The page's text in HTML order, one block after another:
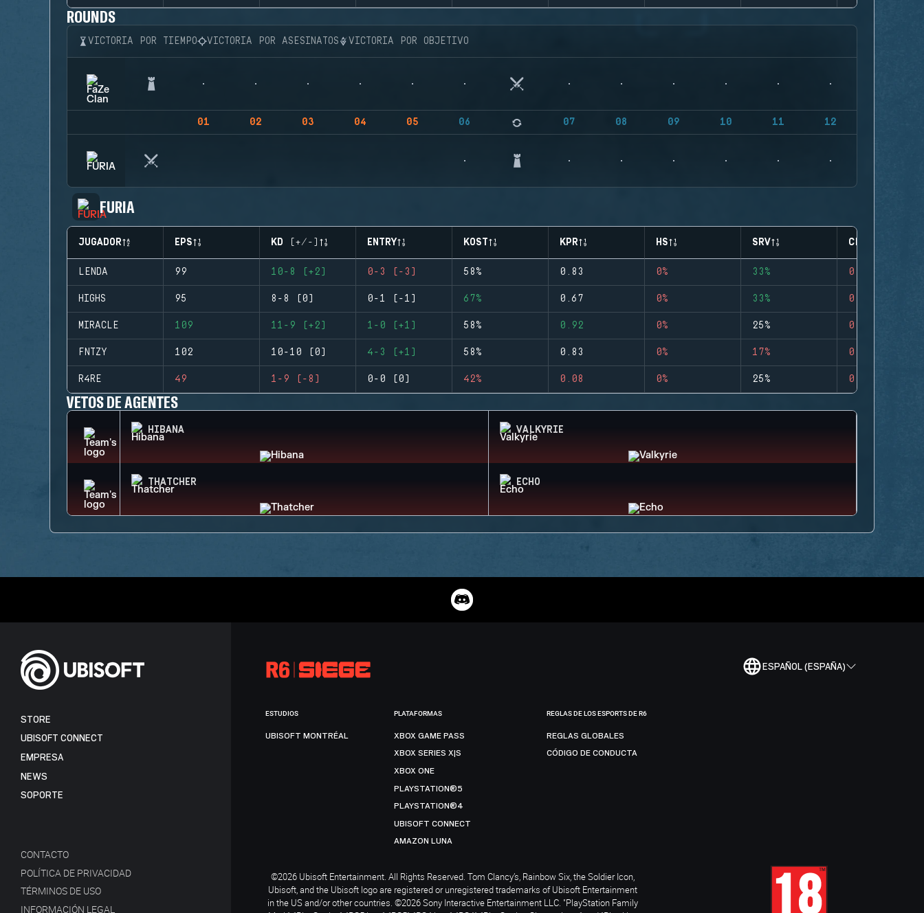
ROUNDS
VICTORIA POR TIEMPO VICTORIA POR ASESINATOS VICTORIA POR OBJETIVO
01 02 03 04 05 06 07 08 09 10 11 12
FURIA
JUGADOR EPS KD (+/-) ENTRY KOST KPR HS SRV CLUTCHES
LENDA 99 10-8 (+2) 0-3 (-3) 58% 0.83 0% 33% 0
HIGHS 95 8-8 (0) 0-1 (-1) 67% 0.67 0% 33% 0
MIRACLE 109 11-9 (+2) 1-0 (+1) 58% 0.92 0% 25% 0
FNTZY 102 10-10 (0) 4-3 (+1) 58% 0.83 0% 17% 0
R4RE 49 1-9 (-8) 0-0 (0) 42% 0.08 0% 25% 0
VETOS DE AGENTES
HIBANA VALKYRIE
THATCHER ECHO
ESPAÑOL (ESPAÑA)
STORE
UBISOFT CONNECT
EMPRESA
NEWS
SOPORTE
CONTACTO
POLÍTICA DE PRIVACIDAD
TÉRMINOS DE USO
INFORMACIÓN LEGAL
ESTUDIOS
UBISOFT MONTRÉAL
PLATAFORMAS
XBOX GAME PASS
XBOX SERIES X|S
XBOX ONE
PLAYSTATION®5
PLAYSTATION®4
UBISOFT CONNECT
AMAZON LUNA
REGLAS DE LOS ESPORTS DE R6
REGLAS GLOBALES
CÓDIGO DE CONDUCTA
©2026 Ubisoft Entertainment. All Rights Reserved. Tom Clancy’s, Rainbow Six, the Soldier Icon,
Ubisoft, and the Ubisoft logo are registered or unregistered trademarks of Ubisoft Entertainment
in the US and/or other countries. ©2026 Sony Interactive Entertainment LLC. "PlayStation Family